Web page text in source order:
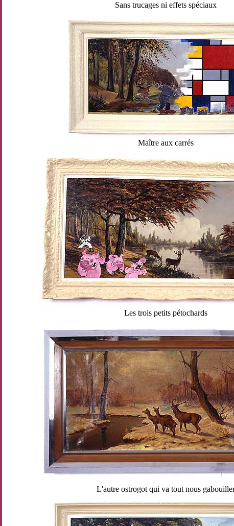
Sans trucages ni effets spéciaux
Maître aux carrés
Les trois petits pétochards
L'autre ostrogot qui va tout nous